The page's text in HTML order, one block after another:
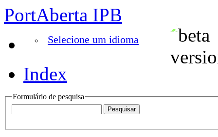
PortAberta IPB
Selecione um idioma
Index
Formulário de pesquisa